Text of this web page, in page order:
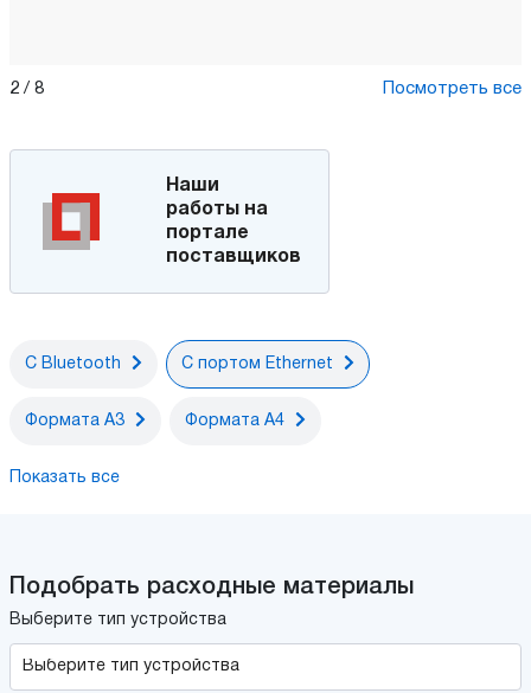
3 / 8 Посмотреть все
Наши
работы на
портале
поставщиков
С Bluetooth С портом Ethernet
Формата А3 Формата А4
Показать все
Подобрать расходные материалы
Выберите тип устройства